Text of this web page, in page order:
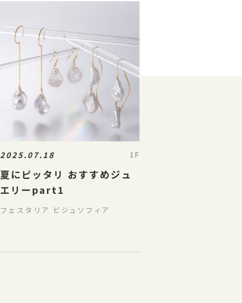
2025.07.18 1F
夏にピッタリ おすすめジュ
エリーpart1
フェスタリア ビジュソフィア